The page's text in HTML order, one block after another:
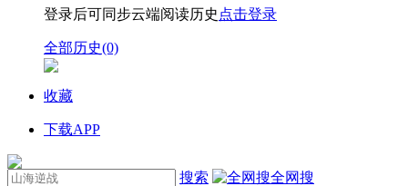
登录后可同步云端阅读历史 点击登录
全部历史(0)
收藏
下载APP
搜索 全网搜